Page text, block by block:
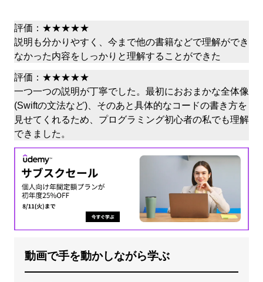
評価：★★★★★
説明も分かりやすく、今まで他の書籍などで理解ができ
なかった内容をしっかりと理解することができた
評価：★★★★★
一つ一つの説明が丁寧でした。最初におおまかな全体像
(Swiftの文法など)、そのあと具体的なコードの書き方を
見せてくれるため、プログラミング初心者の私でも理解
できました。
動画で手を動かしながら学ぶ